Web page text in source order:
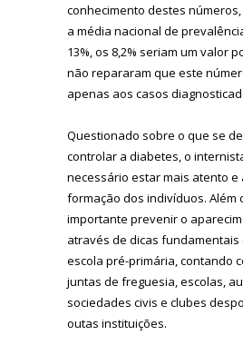
conhecimento destes
a média nacional de
13%, os 8,2% seriam um valor
não repararam que este
apenas aos casos
Questionado sobre o que se
controlar a diabetes, o
necessário estar mais atento e
formação dos indivíduos. Além
importante prevenir o
através de dicas fundamentais
escola pré-primária, contando
juntas de freguesia, escolas,
sociedades civis e clubes
outas instituições.